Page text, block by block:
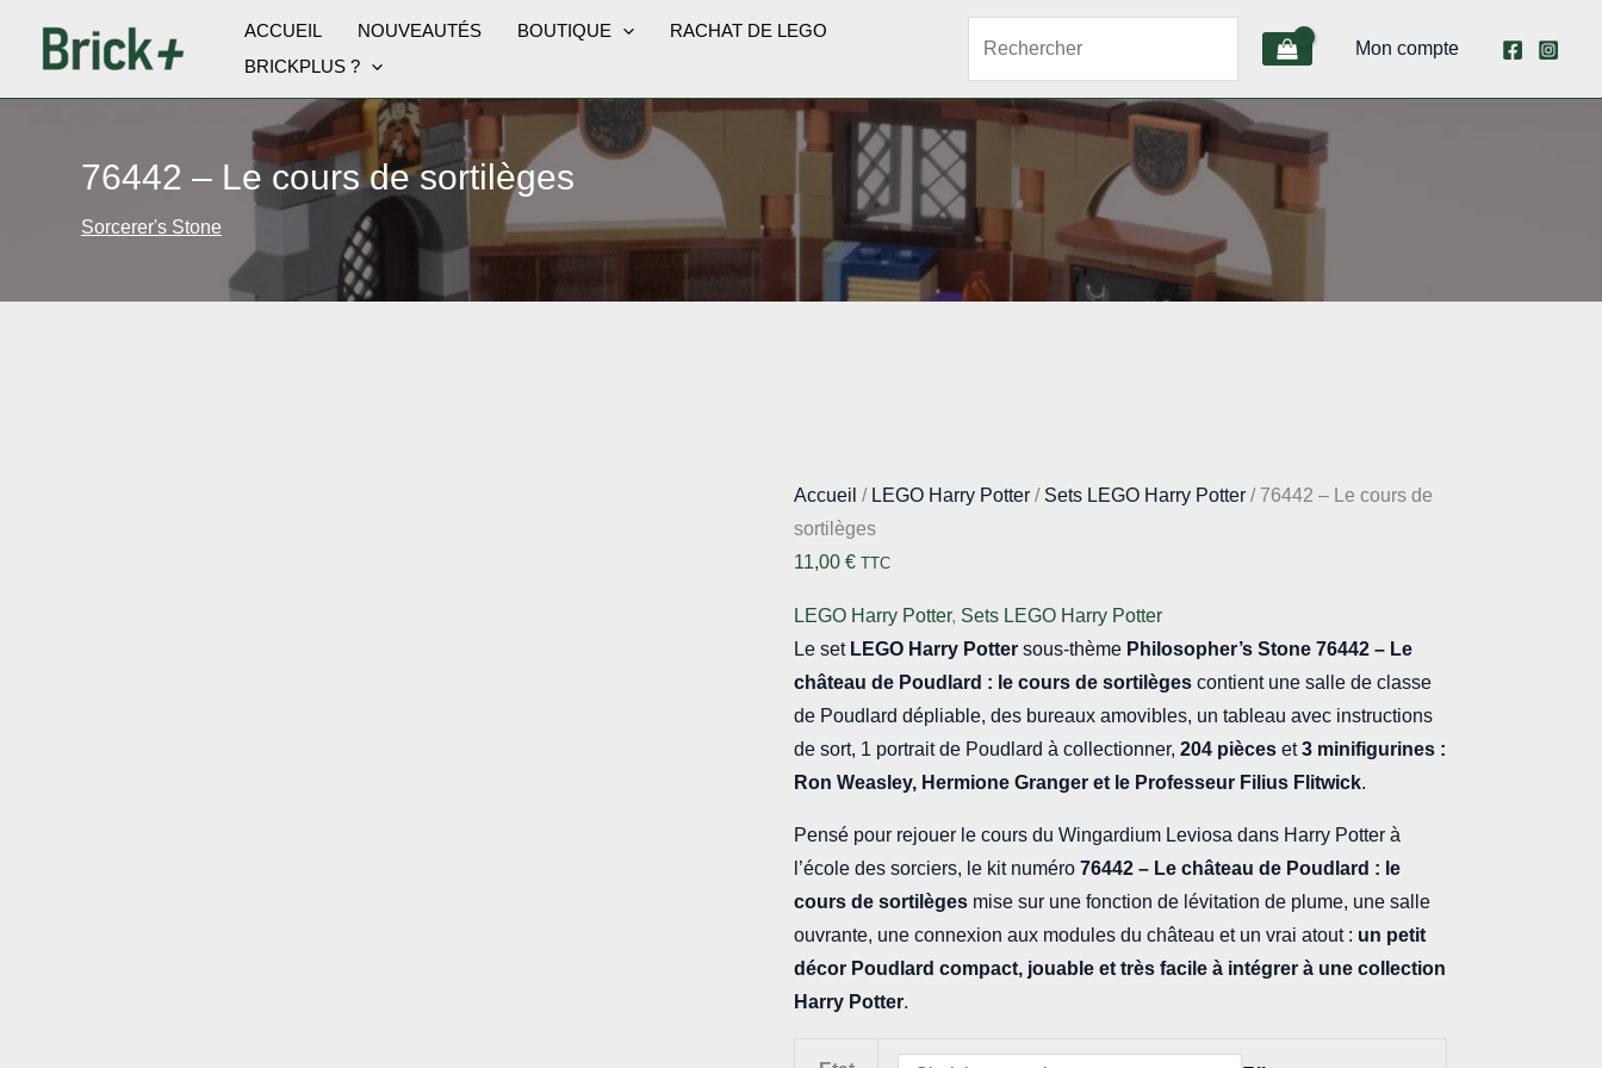
ACCUEIL NOUVEAUTÉS BOUTIQUE
RACHAT DE LEGO
BRICKPLUS ?
Mon compte
76442 – Le cours de sortilèges
Sorcerer's Stone
Accueil / LEGO Harry Potter / Sets LEGO Harry Potter / 76442 – Le cours de
sortilèges
11,00€ TTC
LEGO Harry Potter, Sets LEGO Harry Potter
Le set LEGO Harry Potter sous-thème Philosopher’s Stone 76442 – Le
château de Poudlard : le cours de sortilèges contient une salle de classe
de Poudlard dépliable, des bureaux amovibles, un tableau avec instructions
de sort, 1 portrait de Poudlard à collectionner,204 pièces et3 minifigurines :
Ron Weasley, Hermione Granger et le Professeur Filius Flitwick.
Pensé pour rejouer le cours du Wingardium Leviosa dans Harry Potter à
l’école des sorciers, le kit numéro76442 – Le château de Poudlard : le
cours de sortilèges mise sur une fonction de lévitation de plume, une salle
ouvrante, une connexion aux modules du château et un vrai atout : un petit
décor Poudlard compact, jouable et très facile à intégrer à une collection
Harry Potter.